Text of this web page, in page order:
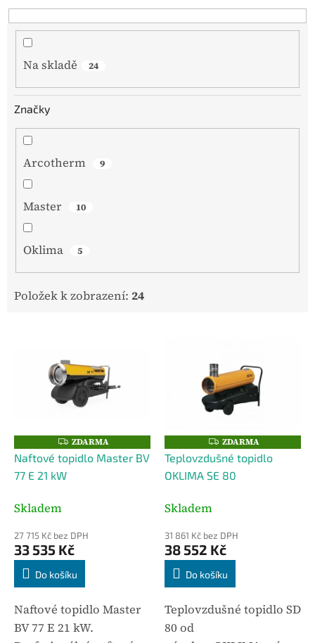
u
k
Na skladě 24
Značky
Arcotherm 9
Master 10
Oklima 5
Položek k zobrazení: 24
Z
D
A
ZDARMA
Naftové topidlo Master BV
77 E 21 kW
Skladem
27 715 Kč bez DPH
33 535 Kč
Do košíku
Naftové topidlo Master
BV 77 E 21 kW.
Z
D
A
R
M
ZDARMA
Teplovzdušné topidlo
OKLIMA SE 80
Skladem
31 861 Kč bez DPH
38 552 Kč
Do košíku
Teplovzdušné topidlo SD
80 od